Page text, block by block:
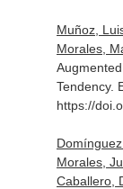
Muñoz,
Morales,
Tendency.
https://
Morales,
Caballero,